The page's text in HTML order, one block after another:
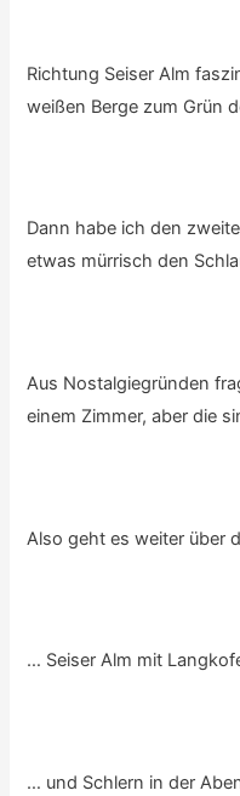
Richtung Seiser Alm
weißen Berge zum Grün
Dann habe ich den
etwas mürrisch den
Aus Nostalgiegründen
einem Zimmer, aber die
Also geht es weiter über
… Seiser Alm mit
… und Schlern in der